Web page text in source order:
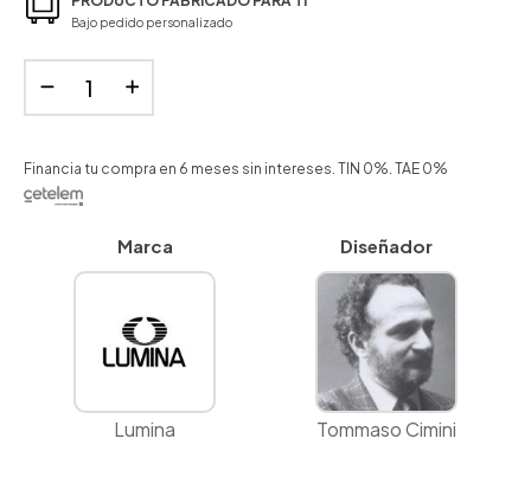
Bajo pedido personalizado
Financia tu compra en 6 meses sin intereses. TIN 0%. TAE 0%
Marca
Lumina
Diseñador
Tommaso Cimini